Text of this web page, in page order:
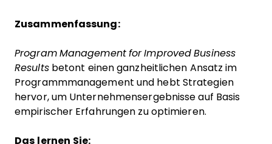
Zusammenfassung:
Program Management for Improved Business
Resultsbetont einen ganzheitlichen Ansatz im
Programmmanagement und hebt Strategien
hervor, um Unternehmensergebnisse auf Basis
empirischer Erfahrungen zu optimieren.
Das lernen Sie: